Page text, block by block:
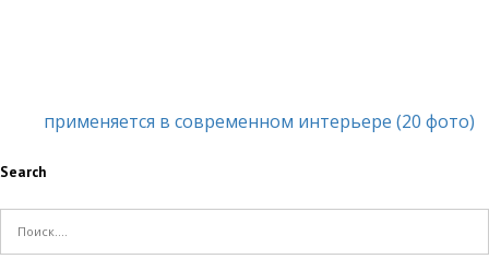
применяется в современном интерьере (20 фото)
Search